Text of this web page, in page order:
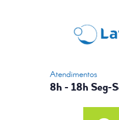
Atendimentos
8h - 18h Seg-
NOSSA
SERVIÇOS